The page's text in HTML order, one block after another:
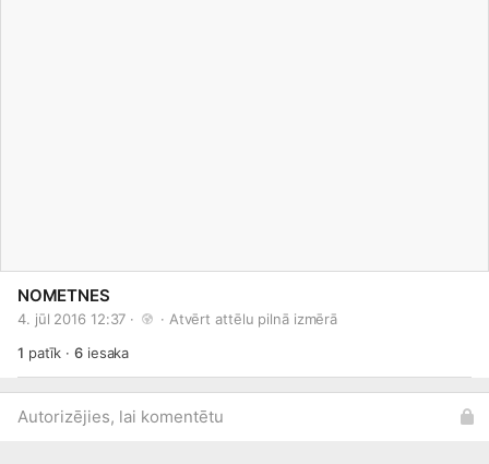
NOMETNES
4. jūl 2016 12:37 · · Atvērt attēlu pilnā izmērā
1 patīk ·6iesaka
Autorizējies, lai komentētu